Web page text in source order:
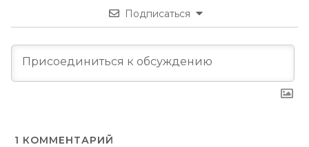
Подписаться
1 КОММЕНТАРИЙ